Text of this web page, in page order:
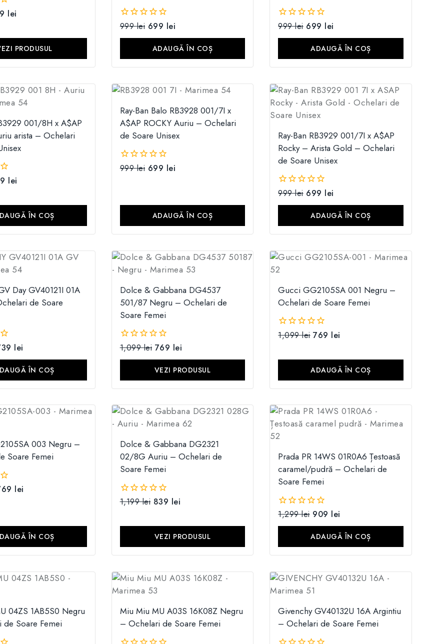
lei
PRODUSUL
0
999lei 699 lei
ADAUGĂ ÎN COȘ
0
999lei 699 lei
ADAUGĂ ÎN COȘ
001/8H x A$AP
arista – Ochelari
lei
ÎN COȘ
Ray-Ban Balo RB3928 001/7I x
A$AP ROCKY Auriu – Ochelari
de Soare Unisex
0
999lei 699 lei
ADAUGĂ ÎN COȘ
Ray-Ban RB3929 001/7I x A$AP
Rocky – Arista Gold – Ochelari
de Soare Unisex
0
999lei 699 lei
ADAUGĂ ÎN COȘ
Day GV40121I 01A
de Soare
lei
ÎN COȘ
Dolce & Gabbana DG4537
501/87 Negru – Ochelari de
Soare Femei
0
1,099lei 769 lei
VEZI PRODUSUL
Gucci GG2105SA 001 Negru –
Ochelari de Soare Femei
0
1,099lei 769 lei
ADAUGĂ ÎN COȘ
003 Negru –
Soare Femei
lei
ÎN COȘ
Dolce & Gabbana DG2321
02/8G Auriu – Ochelari de
Soare Femei
0
1,199lei 839 lei
VEZI PRODUSUL
Prada PR 14WS 01R0A6 Țestoasă
caramel/pudră – Ochelari de
Soare Femei
0
1,299lei 909 lei
ADAUGĂ ÎN COȘ
04ZS 1AB5S0 Negru
Soare Femei
Miu Miu MU A03S 16K08Z Negru
– Ochelari de Soare Femei
Givenchy GV40132U 16A Argintiu
– Ochelari de Soare Femei